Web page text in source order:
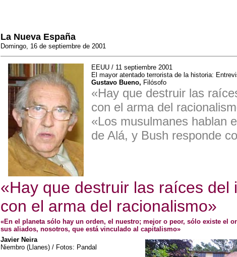
La Nueva España
Domingo, 16 de septiembre de 2001
EEUU / 11 septiembre 2001
El mayor atentado terrorista de la historia:
Gustavo Bueno, Filósofo
«Hay que destruir las
con el arma del
«Los musulmanes hablan
de Alá, y Bush responde
«Hay que destruir las raíces del
con el arma del racionalismo»
«En el planeta sólo hay un orden, el nuestro; mejor o peor, sólo existe el
sus aliados, nosotros, que está vinculado al capitalismo»
Javier Neira
Niembro (Llanes) / Fotos: Pandal